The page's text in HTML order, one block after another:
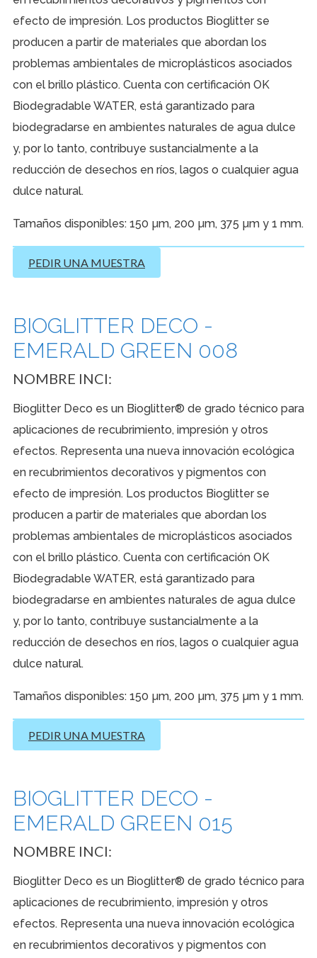
efecto de impresión. Los productos Bioglitter se
producen a partir de materiales que abordan los
problemas ambientales de microplásticos asociados
con el brillo plástico. Cuenta con certificación OK
Biodegradable WATER, está garantizado para
biodegradarse en ambientes naturales de agua dulce
y, por lo tanto, contribuye sustancialmente a la
reducción de desechos en ríos, lagos o cualquier agua
dulce natural.
Tamaños disponibles: 150 µm, 200 µm, 375 µm y 1 mm.
PEDIR UNA MUESTRA
BIOGLITTER DECO -
EMERALD GREEN 008
NOMBRE INCI:
Bioglitter Deco es un Bioglitter® de grado técnico para
aplicaciones de recubrimiento, impresión y otros
efectos. Representa una nueva innovación ecológica
en recubrimientos decorativos y pigmentos con
efecto de impresión. Los productos Bioglitter se
producen a partir de materiales que abordan los
problemas ambientales de microplásticos asociados
con el brillo plástico. Cuenta con certificación OK
Biodegradable WATER, está garantizado para
biodegradarse en ambientes naturales de agua dulce
y, por lo tanto, contribuye sustancialmente a la
reducción de desechos en ríos, lagos o cualquier agua
dulce natural.
Tamaños disponibles: 150 µm, 200 µm, 375 µm y 1 mm.
PEDIR UNA MUESTRA
BIOGLITTER DECO -
EMERALD GREEN 015
NOMBRE INCI:
Bioglitter Deco es un Bioglitter® de grado técnico para
aplicaciones de recubrimiento, impresión y otros
efectos. Representa una nueva innovación ecológica
en recubrimientos decorativos y pigmentos con